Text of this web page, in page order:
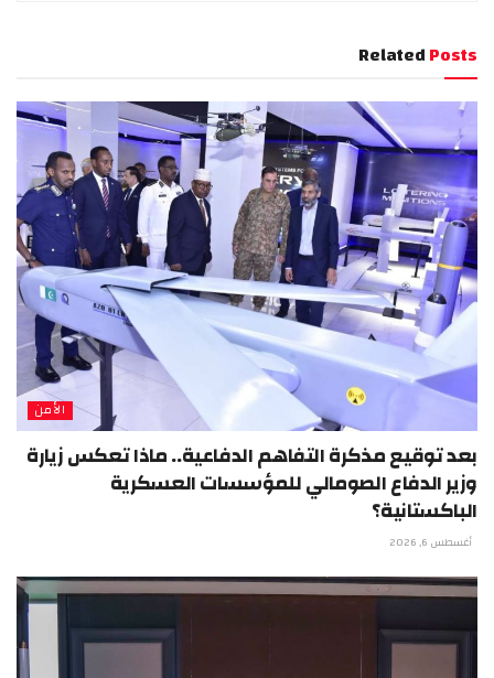
RelatedPosts
الأمن
بعد توقيع مذكرة التفاهم الدفاعية.. ماذا تعكس زيارة
وزير الدفاع الصومالي للمؤسسات العسكرية
الباكستانية؟
أغسطس 6, 2026